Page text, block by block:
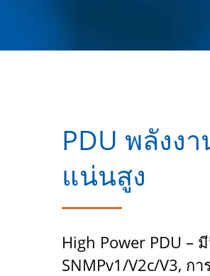
PDU พลังง
แน่นสูง
High Power PDU –
SNMPv1/v2c/v3, กา